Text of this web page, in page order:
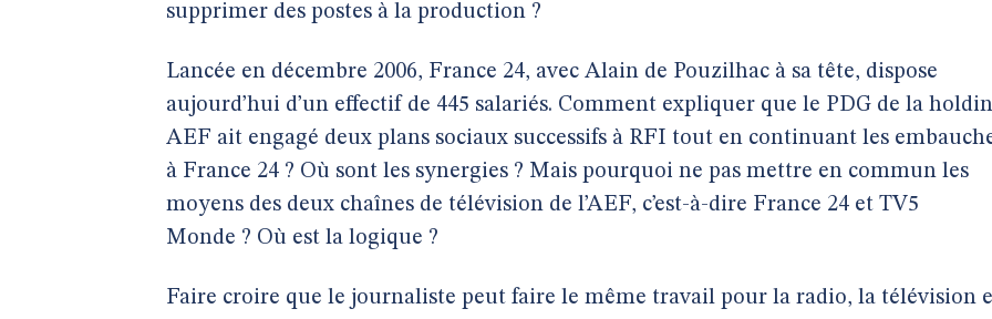
supprimer des postes à la production ?
Lancée en décembre 2006, France 24, avec Alain de Pouzilhac à sa tête, dispose
aujourd’hui d’un effectif de 445 salariés. Comment expliquer que le PDG de la
AEF ait engagé deux plans sociaux successifs à RFI tout en continuant les
à France 24 ? Où sont les synergies ? Mais pourquoi ne pas mettre en commun les
moyens des deux chaînes de télévision de l’AEF, c’est-à-dire France 24 et TV5
Monde ? Où est la logique ?
Faire croire que le journaliste peut faire le même travail pour la radio, la télévision